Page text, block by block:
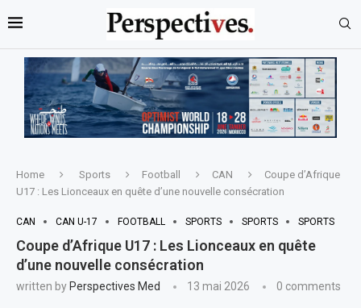
Home Sports Football CAN
Coupe d’Afrique
U17 : Les Lionceaux en quête d’une nouvelle consécration
CAN CAN U-17 FOOTBALL SPORTS SPORTS SPORTS
Coupe d’Afrique U17 : Les Lionceaux en quête
d’une nouvelle consécration
written by Perspectives Med 13 mai 2026 0 comments